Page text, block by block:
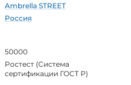
Ambrella STREET
Россия
50000
Ростест (Система
сертификации ГОСТ Р)